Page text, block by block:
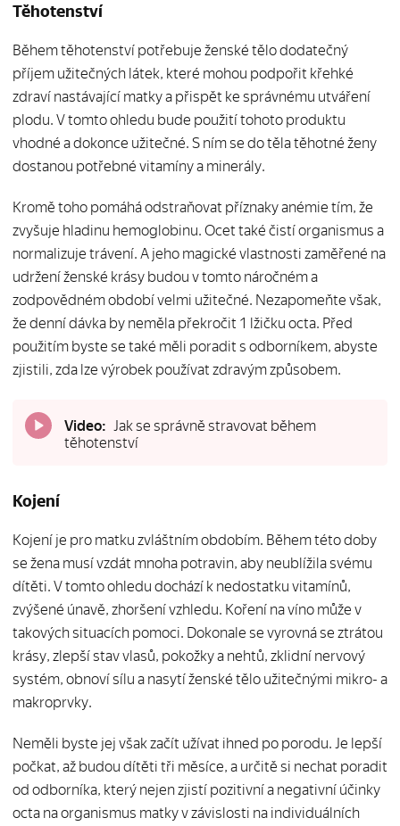
Těhotenství
Během těhotenství potřebuje ženské tělo dodatečný
příjem užitečných látek, které mohou podpořit křehké
zdraví nastávající matky a přispět ke správnému utváření
plodu. V tomto ohledu bude použití tohoto produktu
vhodné a dokonce užitečné. S ním se do těla těhotné ženy
dostanou potřebné vitamíny a minerály.
Kromě toho pomáhá odstraňovat příznaky anémie tím, že
zvyšuje hladinu hemoglobinu. Ocet také čistí organismus a
normalizuje trávení. A jeho magické vlastnosti zaměřené na
udržení ženské krásy budou v tomto náročném a
zodpovědném období velmi užitečné. Nezapomeňte však,
že denní dávka by neměla překročit 1 lžičku octa. Před
použitím byste se také měli poradit s odborníkem, abyste
zjistili, zda lze výrobek používat zdravým způsobem.
Video: Jak se správně stravovat během
těhotenství
Kojení
Kojení je pro matku zvláštním obdobím. Během této doby
se žena musí vzdát mnoha potravin, aby neublížila svému
dítěti. V tomto ohledu dochází k nedostatku vitamínů,
zvýšené únavě, zhoršení vzhledu. Koření na víno může v
takových situacích pomoci. Dokonale se vyrovná se ztrátou
krásy, zlepší stav vlasů, pokožky a nehtů, zklidní nervový
systém, obnoví sílu a nasytí ženské tělo užitečnými mikro- a
makroprvky.
Neměli byste jej však začít užívat ihned po porodu. Je lepší
počkat, až budou dítěti tři měsíce, a určitě si nechat poradit
od odborníka, který nejen zjistí pozitivní a negativní účinky
octa na organismus matky v závislosti na individuálních